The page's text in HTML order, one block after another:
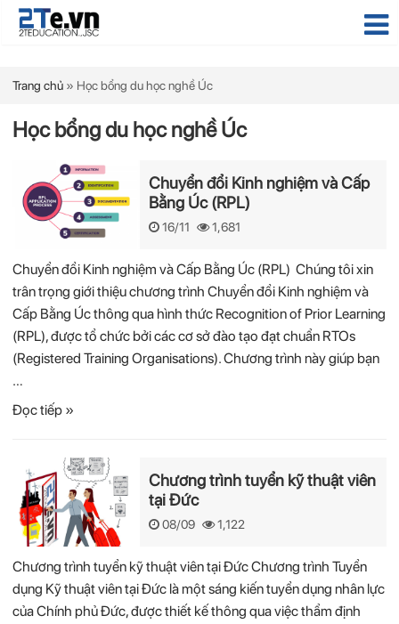
Trang chủ » Học bổng du học nghề Úc
Học bổng du học nghề Úc
Chuyển đổi Kinh nghiệm và Cấp
Bằng Úc (RPL)
16/11 1,681
Chuyển đổi Kinh nghiệm và Cấp Bằng Úc (RPL) Chúng tôi xin
trân trọng giới thiệu chương trình Chuyển đổi Kinh nghiệm và
Cấp Bằng Úc thông qua hình thức Recognition of Prior Learning
(RPL), được tổ chức bởi các cơ sở đào tạo đạt chuẩn RTOs
(Registered Training Organisations). Chương trình này giúp bạn
…
Đọc tiếp »
Chương trình tuyển kỹ thuật viên
tại Đức
08/09 1,122
Chương trình tuyển kỹ thuật viên tại Đức Chương trình Tuyển
dụng Kỹ thuật viên tại Đức là một sáng kiến tuyển dụng nhân lực
của Chính phủ Đức, được thiết kế thông qua việc thẩm định